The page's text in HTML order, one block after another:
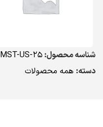
شناسه محصول: MST-US-25
دسته: همه محصولات